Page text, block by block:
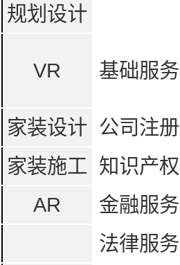
规划设计
VR 基础服务
家装设计 公司注册
家装施工 知识产权
AR
金融服务
法律服务